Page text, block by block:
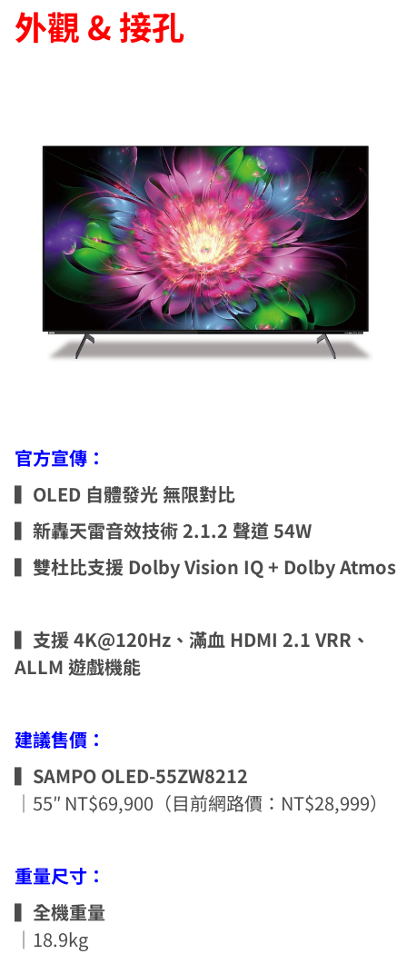
外觀 & 接孔
官方宣傳：
▍OLED 自體發光 無限對比
▍新轟天雷音效技術 2.1.2 聲道 54W
▍雙杜比支援 Dolby Vision IQ + Dolby Atmos
▍支援 4K@120Hz、滿血 HDMI 2.1 VRR、
ALLM 遊戲機能
建議售價：
▍SAMPO OLED-55ZW8212
｜55″ NT$69,900（目前網路價：NT$28,999）
重量尺寸：
▍全機重量
｜18.9kg